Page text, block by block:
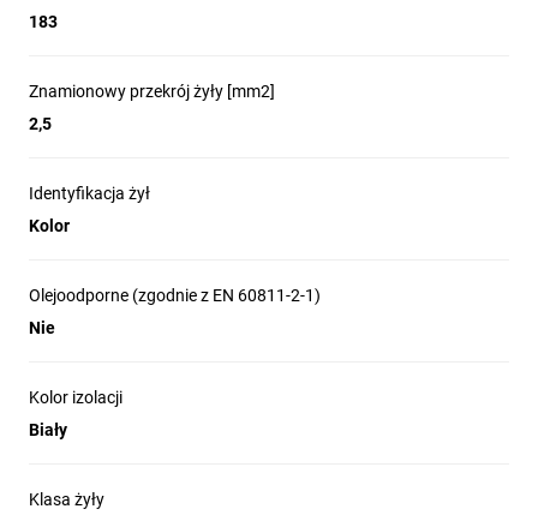
183
Znamionowy przekrój żyły [mm2]
2,5
Identyfikacja żył
Kolor
Olejoodporne (zgodnie z EN 60811-2-1)
Nie
Kolor izolacji
Biały
Klasa żyły